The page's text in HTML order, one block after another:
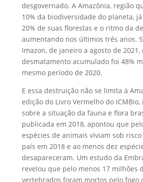
desgovernado. A Amazônia, região
10% da biodiversidade do planeta,
20% de suas florestas e o ritmo da
aumentando nos últimos três anos.
Imazon, de janeiro a agosto de 2021,
desmatamento acumulado foi 48%
mesmo período de 2020.
E essa destruição não se limita à
edição do Livro Vermelho do
sobre a situação da fauna e flora
publicada em 2018, apontou que
espécies de animais viviam sob
país em 2018 e ao menos dez
desapareceram. Um estudo da
revelou que pelo menos 17 milhões
vertebrados foram mortos pelo fogo